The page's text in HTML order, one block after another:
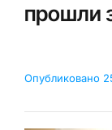
прошли
Опубликовано